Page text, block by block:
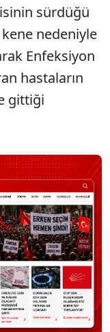
sürdüğü
nedeniyle
Enfeksiyon
hastaların
gittiği